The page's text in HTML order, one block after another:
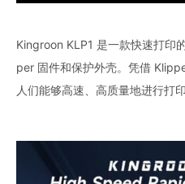
Kingroon KLP1 是一款快速打印
per 固件和保护外壳。凭借
人们能够高速、高质量地进行打印